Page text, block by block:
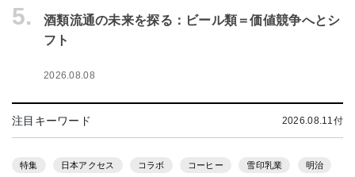
5.
酒類流通の未来を探る：ビール類＝価値競争へとシ
フト
2026.08.08
注目キーワード 2026.08.11付
特集 日本アクセス コラボ コーヒー 雪印乳業 明治